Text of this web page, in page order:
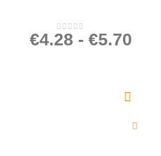
0out of 5
€4.28 - €5.70